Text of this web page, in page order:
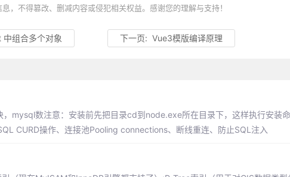
，不得篡改、删减内容或侵犯相关权益。感谢您的理解与支持！
组合多个对象 下一页: Vue3模版编译原理
mysql数注意：安装前先把目录cd到node.exe所在目录下，这样执行安装
CURD操作、连接池Pooling connections、断线重连、防止SQL注入